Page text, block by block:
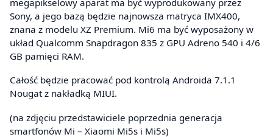
Sony, a jego bazą będzie najnowsza matryca IMX400,
znana z modelu XZ Premium. Mi6 ma być wyposażony w
układ Qualcomm Snapdragon 835 z GPU Adreno 540 i 4/6
GB pamięci RAM.
Całość będzie pracować pod kontrolą Androida 7.1.1
Nougat z nakładką MIUI.
(na zdjęciu przedstawiciele poprzednia generacja
smartfonów Mi – Xiaomi Mi5s i Mi5s)